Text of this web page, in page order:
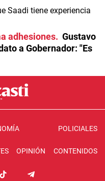
adhesiones
Gustavo
a Gobernador: "Es
POLICIALES
OPINIÓN CONTENIDOS